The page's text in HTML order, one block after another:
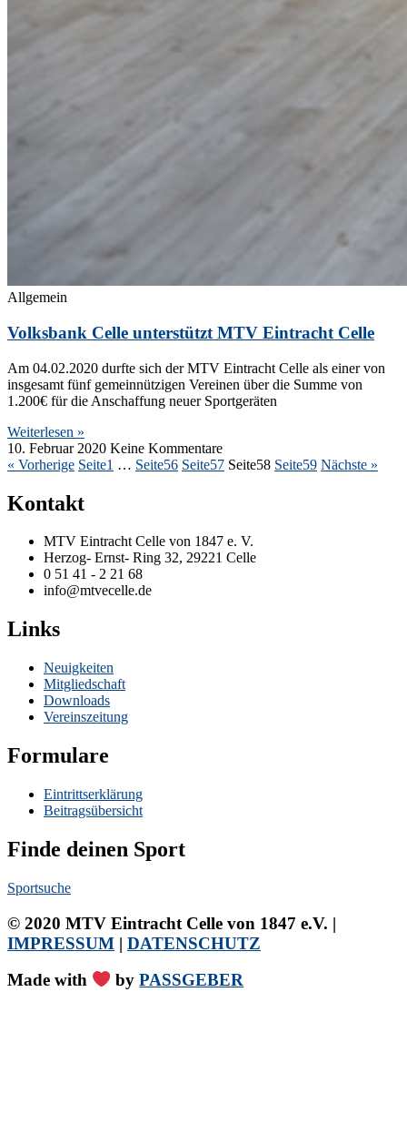
Allgemein
Volksbank Celle unterstützt MTV Eintracht Celle
Am 04.02.2020 durfte sich der MTV Eintracht Celle als einer von
insgesamt fünf gemeinnützigen Vereinen über die Summe von
1.200€ für die Anschaffung neuer Sportgeräten
Weiterlesen »
10. Februar 2020 Keine Kommentare
« Vorherige Seite1 … Seite56 Seite57 Seite58 Seite59 Nächste »
Kontakt
MTV Eintracht Celle von 1847 e. V.
Herzog- Ernst- Ring 32, 29221 Celle
0 51 41 - 2 21 68
info@mtvecelle.de
Links
Neuigkeiten
Mitgliedschaft
Downloads
Vereinszeitung
Formulare
Eintrittserklärung
Beitragsübersicht
Finde deinen Sport
Sportsuche
© 2020 MTV Eintracht Celle von 1847 e.V. |
IMPRESSUM | DATENSCHUTZ
Made with
byPASSGEBER